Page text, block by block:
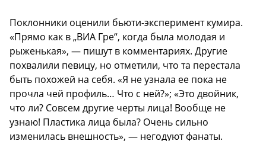
Поклонники оценили бьюти-эксперимент кумира.
«Прямо как в „ВИА Гре“, когда была молодая и
рыженькая», — пишут в комментариях. Другие
похвалили певицу, но отметили, что та перестала
быть похожей на себя. «Я не узнала ее пока не
прочла чей профиль… Что с ней?»; «Это двойник,
что ли? Совсем другие черты лица! Вообще не
узнаю! Пластика лица была? Очень сильно
изменилась внешность», — негодуют фанаты.